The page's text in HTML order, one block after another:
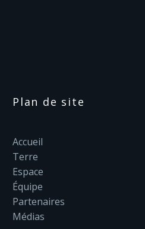
Plan de site
Accueil
Terre
Espace
Équipe
Partenaires
Médias